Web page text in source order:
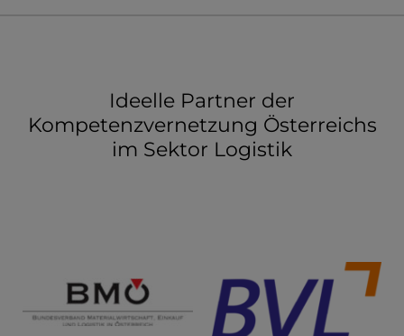
Ideelle Partner der
Kompetenzvernetzung Österreichs
im Sektor Logistik